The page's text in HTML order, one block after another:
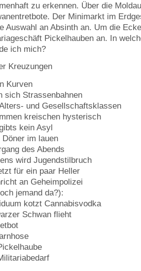
zu erkennen. Über die
Der Minimarkt im
Auswahl an Absinth an. Um die
Pickelhauben an. In
ich mich?
Kreuzungen
Kurven
sich Strassenbahnen
und Gesellschaftsklassen
kreischen hysterisch
kein Asyl
Döner im lauen
des Abends
wird Jugendstilbruch
für ein paar Heller
an Geheimpolizei
jemand da?):
kotzt Cannabisvodka
Schwan flieht